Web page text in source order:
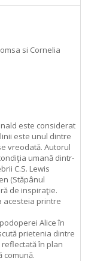
si Cornelia
este considerat
este unul dintre
vreodată. Autorul
umană dintr-
C.S. Lewis
(Stăpânul
de inspiraţie.
acesteia printre
Alice în
prietenia dintre
în plan
comună.